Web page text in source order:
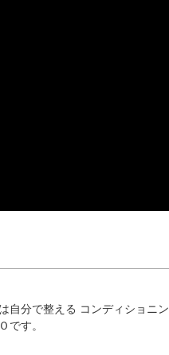
自分で整える コンディショニン
です。